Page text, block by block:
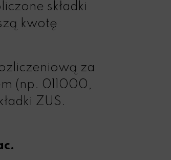
składki
kwotę
za
(np. 011000,
ZUS.